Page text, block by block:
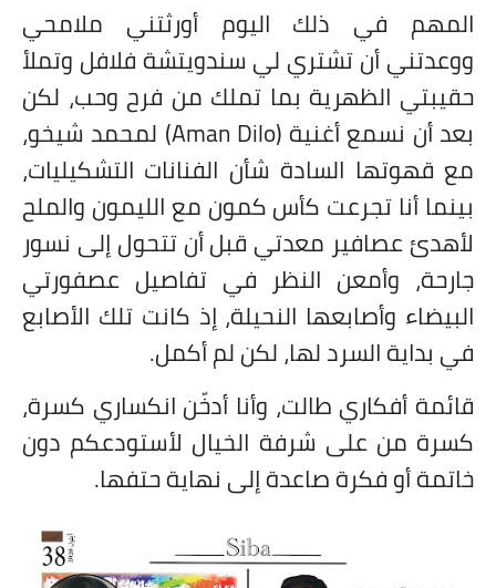
المهم في ذلك اليوم أورثتني ملامحي
ووعدتني أن تشتري لي سندويتشة فلافل وتملأ
حقيبتي الظهرية بما تملك من فرح وحب، لكن
بعد أن نسمع أغنية (Aman Dilo) لمحمد شيخو،
مع قهوتها السادة شأن الفنانات التشكيليات،
بينما أنا تجرعت كأس كمون مع الليمون والملح
لأهدئ عصافير معدتي قبل أن تتحول إلى نسور
جارحة، وأمعن النظر في تفاصيل عصفورتي
البيضاء وأصابعها النحيلة، إذ كانت تلك الأصابع
في بداية السرد لها، لكن لم أكمل.
قائمة أفكاري طالت، وأنا أدخّن انكساري كسرة،
كسرة من على شرفة الخيال لأستودعكم دون
خاتمة أو فكرة صاعدة إلى نهاية حتفها.